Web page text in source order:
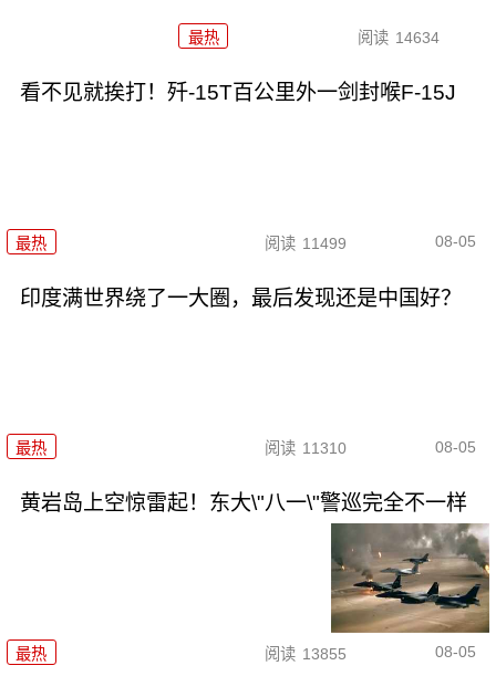
最热 阅读 14634
看不见就挨打！歼-15T百公里外一剑封喉F-15J
最热 阅读 11499 08-05
印度满世界绕了一大圈，最后发现还是中国好？
最热 阅读 11310 08-05
黄岩岛上空惊雷起！东大\"八一\"警巡完全不一样
最热 阅读 13855 08-05